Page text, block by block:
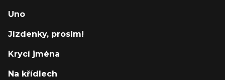
Uno
Jízdenky, prosím!
Krycí jména
Na křídlech